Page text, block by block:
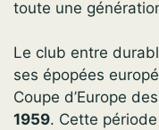
toute une
Le club entre
ses épopées
Coupe d’Europe
1959. Cette